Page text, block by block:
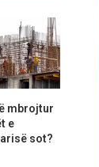
mbrojtur
e
sot?